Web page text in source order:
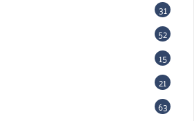
31
52
15
21
63